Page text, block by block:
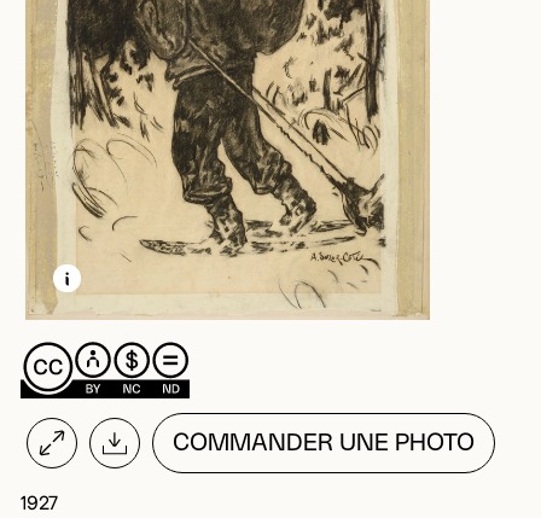
EN SAVOIR PLUS SUR CETTE IMAGE
OUVRIR LA MODALE
COMMANDER UNE PHOTO
1927